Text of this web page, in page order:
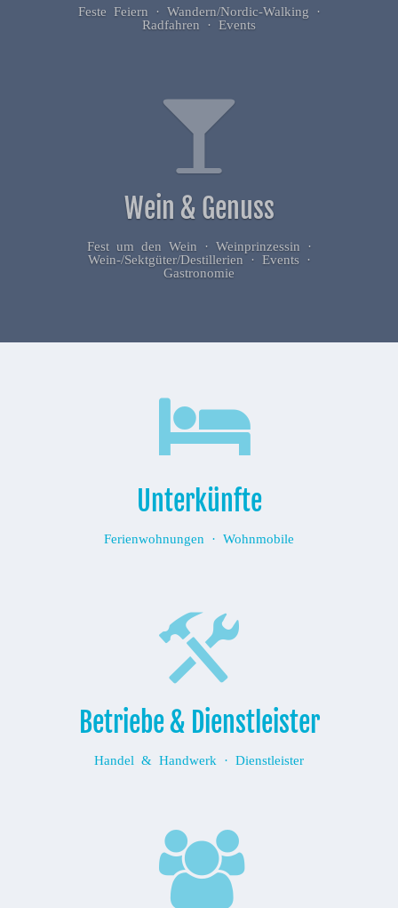
Feste Feiern · Wandern/Nordic-Walking ·
Radfahren · Events
Wein & Genuss
Fest um den Wein · Weinprinzessin ·
Wein-/Sektgüter/Destillerien · Events ·
Gastronomie
Unterkünfte
Ferienwohnungen · Wohnmobile
Betriebe & Dienstleister
Handel & Handwerk · Dienstleister